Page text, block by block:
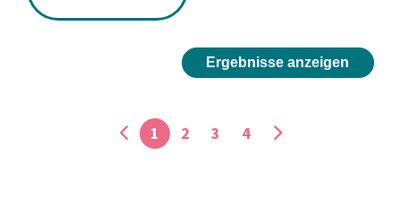
Ergebnisse anzeigen
1 2 3 4